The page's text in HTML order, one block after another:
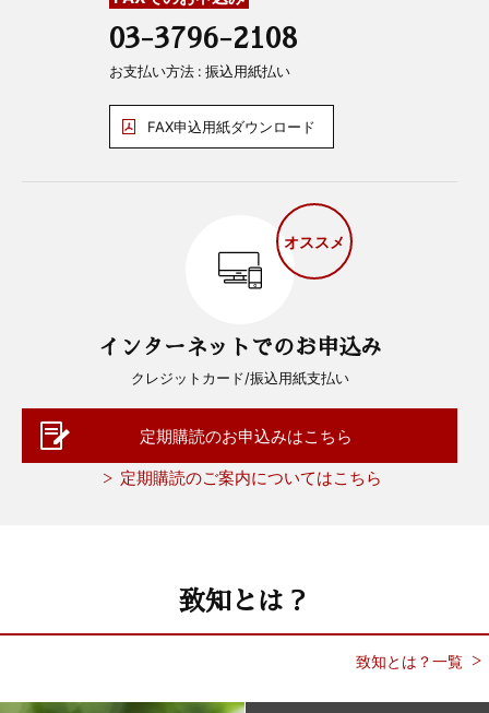
03-3796-2108
お支払い方法 : 振込用紙払い
FAX申込用紙ダウンロード
オススメ
インターネットでのお申込み
クレジットカード/振込用紙支払い
定期購読のお申込みはこちら
定期購読のご案内についてはこちら
致知とは？
致知とは？一覧